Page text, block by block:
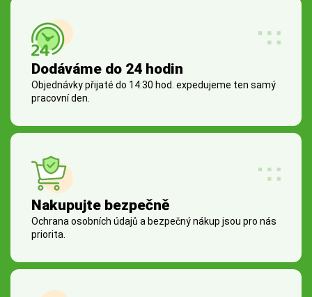
Dodáváme do 24 hodin
Objednávky přijaté do 14:30 hod. expedujeme ten samý
pracovní den.
Nakupujte bezpečně
Ochrana osobních údajů a bezpečný nákup jsou pro nás
priorita.